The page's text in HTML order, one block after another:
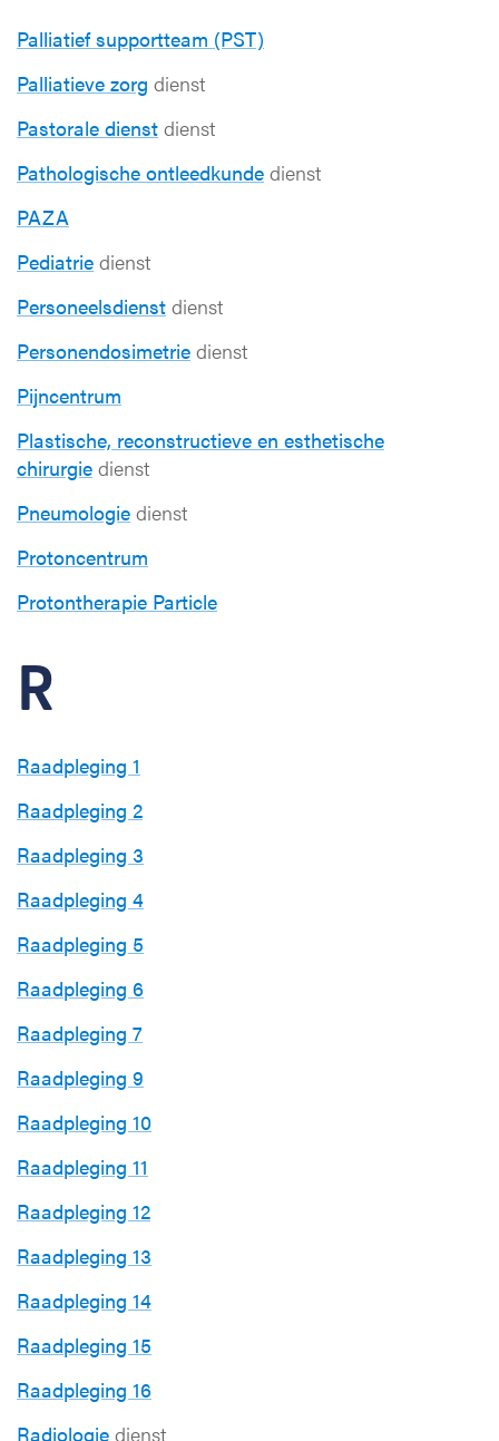
Palliatief supportteam (PST)
Palliatieve zorg dienst
Pastorale dienst dienst
Pathologische ontleedkunde dienst
PAZA
Pediatrie dienst
Personeelsdienst dienst
Personendosimetrie dienst
Pijncentrum
Plastische, reconstructieve en esthetische
chirurgie dienst
Pneumologie dienst
Protoncentrum
Protontherapie Particle
R
Raadpleging 1
Raadpleging 2
Raadpleging 3
Raadpleging 4
Raadpleging 5
Raadpleging 6
Raadpleging 7
Raadpleging 9
Raadpleging 10
Raadpleging 11
Raadpleging 12
Raadpleging 13
Raadpleging 14
Raadpleging 15
Raadpleging 16
Radiologie dienst